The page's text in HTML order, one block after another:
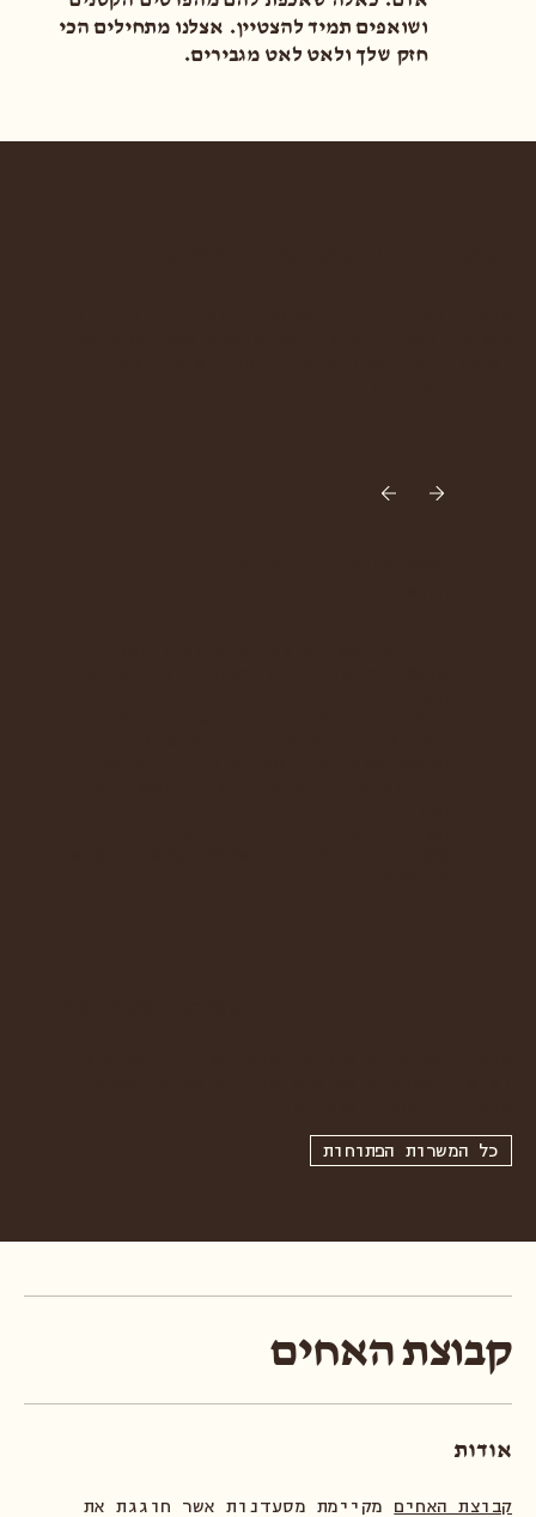
ושואפים תמיד להצטיין. אצלנו מתחילים הכי
חזק שלך ולאט לאט מגבירים.
כל המשרות הפתוחות
קבוצת האחים
אודות
קבוצת האחים מקיימת מסעדנות אשר חוגגת את